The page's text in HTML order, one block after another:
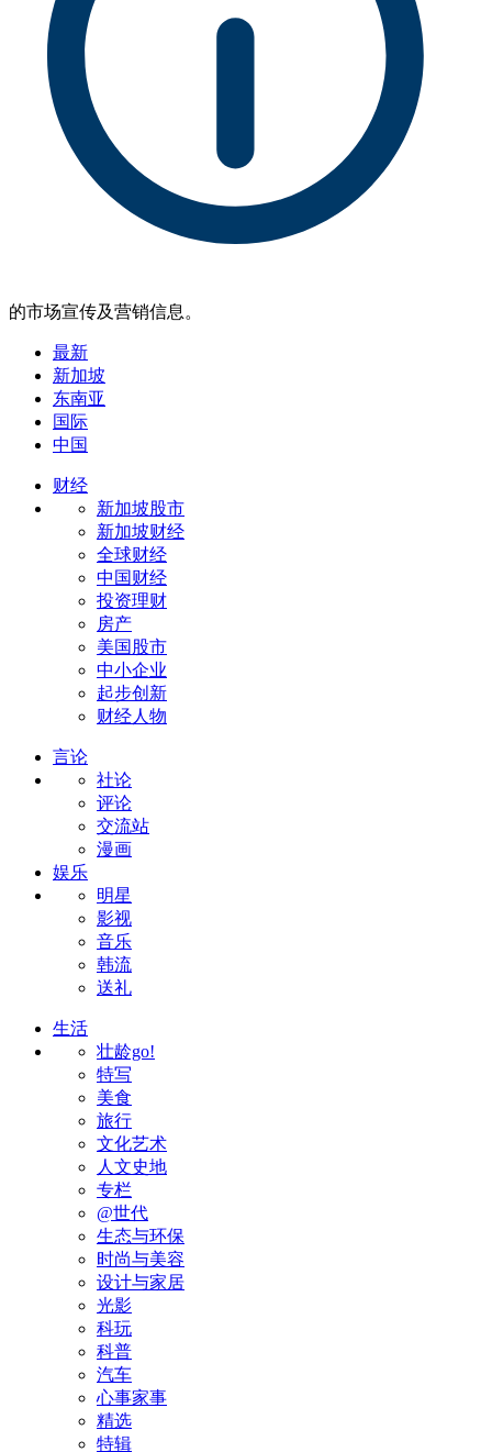
的市场宣传及营销信息。
最新
新加坡
东南亚
国际
中国
财经
新加坡股市
新加坡财经
全球财经
中国财经
投资理财
房产
美国股市
中小企业
起步创新
财经人物
言论
社论
评论
交流站
漫画
娱乐
明星
影视
音乐
韩流
送礼
生活
壮龄go!
特写
美食
旅行
文化艺术
人文史地
专栏
@世代
生态与环保
时尚与美容
设计与家居
光影
科玩
科普
汽车
心事家事
精选
特辑